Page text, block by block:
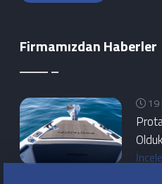
Firmamızdan Haberler
19
İncele